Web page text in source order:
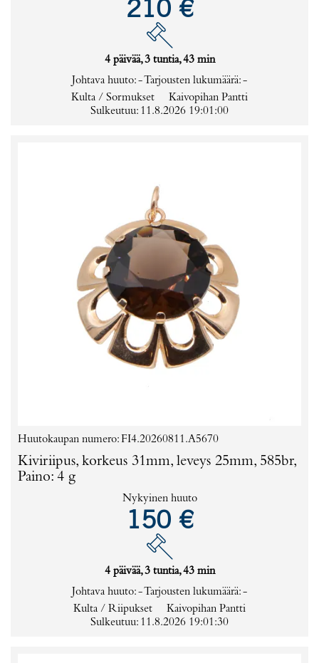
210 €
4 päivää, 3 tuntia, 43 min
Johtava huuto:-Tarjousten lukumäärä:-
Kulta / Sormukset
Kaivopihan Pantti
Sulkeutuu: 11.8.2026 19:01:00
Huutokaupan numero: FI4.20260811.A5670
Kiviriipus, korkeus 31mm, leveys 25mm, 585br,
Paino: 4 g
Nykyinen huuto
150 €
4 päivää, 3 tuntia, 43 min
Johtava huuto:-Tarjousten lukumäärä:-
Kulta / Riipukset
Kaivopihan Pantti
Sulkeutuu: 11.8.2026 19:01:30